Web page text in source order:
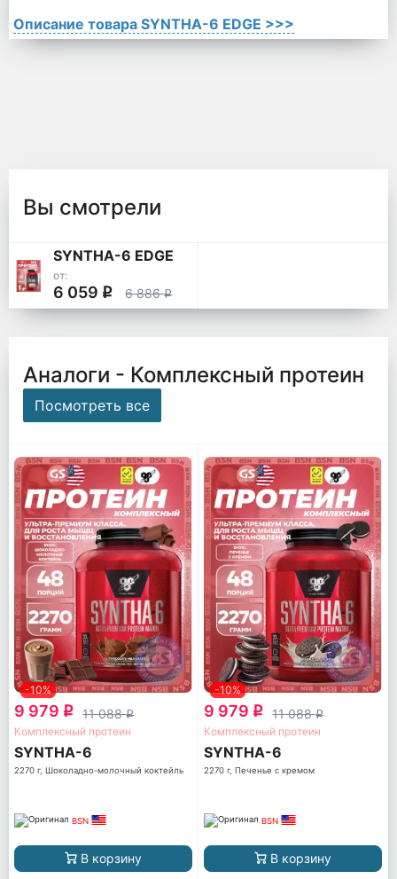
Описание товара SYNTHA-6 EDGE >>>
Вы смотрели
SYNTHA-6 EDGE
от:
6 059 q 6 886q
Аналоги - Комплексный протеин
Посмотреть все
-10%
9 979 q 11 088q
Комплексный протеин
SYNTHA-6
2270 г, Шоколадно-молочный коктейль
BSN
В корзину
-10%
9 979 q 11 088q
Комплексный протеин
SYNTHA-6
2270 г, Печенье с кремом
BSN
В корзину